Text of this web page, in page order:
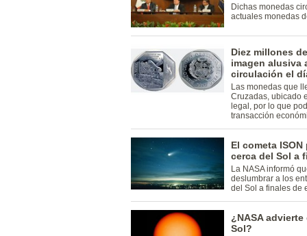
Dichas monedas
actuales monedas
Diez millones
imagen alusiva
circulación el
Las monedas que
Cruzadas, ubicado
legal, por lo que
transacción
El cometa
cerca del Sol a
La NASA informó
deslumbrar a los
del Sol a finales de
¿NASA
Sol?